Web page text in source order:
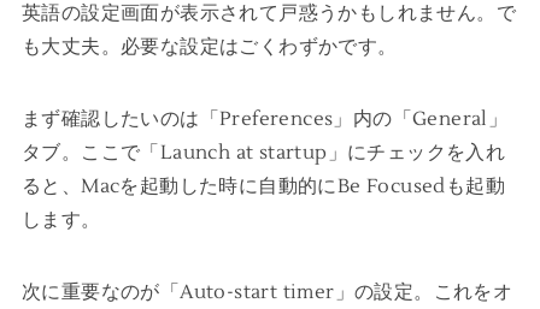
英語の設定画面が表示されて戸惑うかもしれません。で
も大丈夫。必要な設定はごくわずかです。
まず確認したいのは「Preferences」内の「General」
タブ。ここで「Launch at startup」にチェックを入れ
ると、Macを起動した時に自動的にBe Focusedも起動
します。
次に重要なのが「Auto-start timer」の設定。これをオ